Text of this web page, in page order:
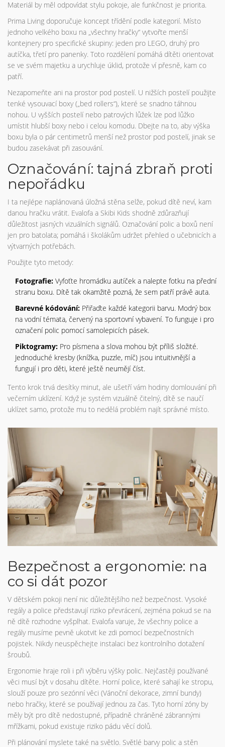
Materiál by měl odpovídat stylu pokoje, ale funkčnost je priorita.
Prima Living doporučuje koncept třídění podle kategorií. Místo
jednoho velkého boxu na „všechny hračky“ vytvořte menší
kontejnery pro specifické skupiny: jeden pro LEGO, druhý pro
autíčka, třetí pro panenky. Toto rozdělení pomáhá dítěti orientovat
se ve svém majetku a urychluje úklid, protože ví přesně, kam co
patří.
Nezapomeňte ani na prostor pod postelí. U nižších postelí použijte
tenké vysouvací boxy („bed rollers“), které se snadno táhnou
nohou. U vyšších postelí nebo patrových lůžek lze pod lůžko
umístit hlubší boxy nebo i celou komodu. Dbejte na to, aby výška
boxu byla o pár centimetrů menší než prostor pod postelí, jinak se
budou zasekávat při zasouvání.
Označování: tajná zbraň proti
nepořádku
I ta nejlépe naplánovaná úložná stěna selže, pokud dítě neví, kam
danou hračku vrátit. Evalofa a Skibi Kids shodně zdůrazňují
důležitost jasných vizuálních signálů. Označování polic a boxů není
jen pro batolata; pomáhá i školákům udržet přehled o učebnicích a
výtvarných potřebách.
Použijte tyto metody:
Fotografie: Vyfoťte hromádku autíček a nalepte fotku na přední
stranu boxu. Dítě tak okamžitě pozná, že sem patří právě auta.
Barevné kódování: Přiřaďte každé kategorii barvu. Modrý box
na vodní témata, červený na sportovní vybavení. To funguje i pro
označení polic pomocí samolepicích pásek.
Piktogramy: Pro písmena a slova mohou být příliš složité.
Jednoduché kresby (knížka, puzzle, míč) jsou intuitivnější a
fungují i pro děti, které ještě neumějí číst.
Tento krok trvá desítky minut, ale ušetří vám hodiny domlouvání při
večerním uklízení. Když je systém vizuálně čitelný, dítě se naučí
uklízet samo, protože mu to nedělá problém najít správné místo.
Bezpečnost a ergonomie: na
co si dát pozor
V dětském pokoji není nic důležitějšího než bezpečnost. Vysoké
regály a police představují riziko převrácení, zejména pokud se na
ně dítě rozhodne vyšplhat. Evalofa varuje, že všechny police a
regály musíme pevně ukotvit ke zdi pomocí bezpečnostních
pojistek. Nikdy neuspěchejte instalaci bez kontrolního dotažení
šroubů.
Ergonomie hraje roli i při výběru výšky polic. Nejčastěji používané
věci musí být v dosahu dítěte. Horní police, které sahají ke stropu,
slouží pouze pro sezónní věci (Vánoční dekorace, zimní bundy)
nebo hračky, které se používají jednou za čas. Tyto horní zóny by
měly být pro dítě nedostupné, případně chráněné zábrannými
mřížkami, pokud existuje riziko pádu věcí dolů.
Při plánování myslete také na světlo. Světlé barvy polic a stěn